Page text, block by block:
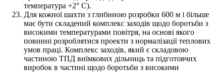
температура +2° C).
Для кожної шахти з глибиною розробки 600 м і більше
має бути складений комплекс заходів щодо боротьби з
високими температурами повітря, на основі якого
повинні розроблятися проекти з нормалізації теплових
умов праці. Комплекс заходів, який є складовою
частиною ТПД виїмкових дільниць та підготовчих
виробок в частині щодо боротьби з високими